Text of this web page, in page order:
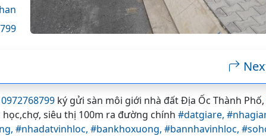
ký gửi sàn môi giới nhà đất Địa Ốc Thành Phố,
siêu thị 100m ra đường chính #datgiare,
#nhadatvinhloc, #bankhoxuong, #bannhavinhloc,